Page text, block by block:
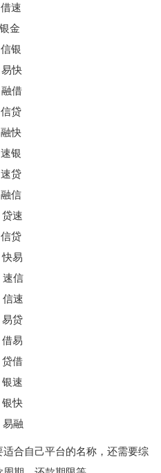
速
金
银
快
借
贷
快
银
贷
信
速
贷
易
速信
速
贷
易
借
速
快
融
合自己平台的名称，还需要综